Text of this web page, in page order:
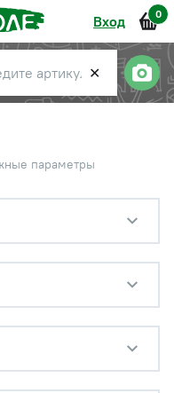
Вход 0
✕
параметры